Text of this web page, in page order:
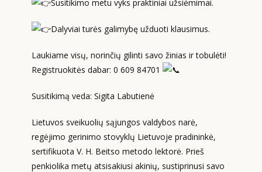
Susitikimo metu vyks praktiniai užsiėmimai.
Dalyviai turės galimybę užduoti klausimus.
Laukiame visų, norinčių gilinti savo žinias ir tobulėti!
Registruokitės dabar: 0 609 84701
Susitikimą veda: Sigita Labutienė
Lietuvos sveikuolių sąjungos valdybos narė,
regėjimo gerinimo stovyklų Lietuvoje pradininkė,
sertifikuota V. H. Beitso metodo lektorė. Prieš
penkiolika metų atsisakiusi akinių, sustiprinusi savo